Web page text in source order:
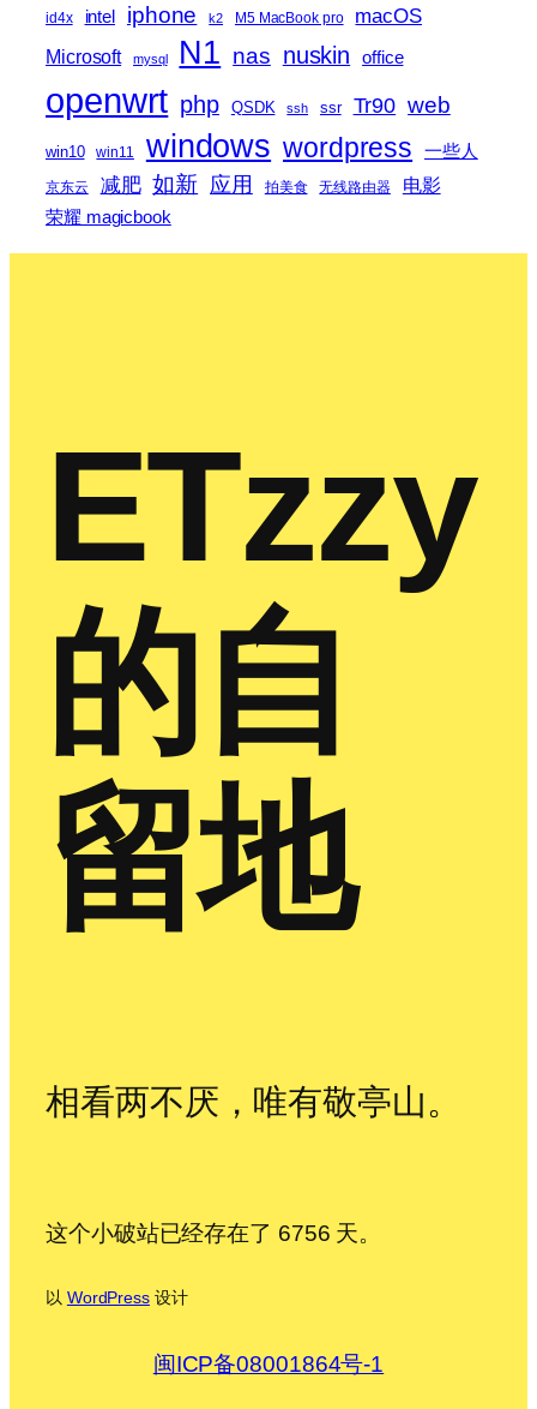
id4x intel iphone k2 M5 MacBook pro macOS
Microsoft mysql N1 nas nuskin office
openwrt php QSDK ssh ssr Tr90 web
win10 win11 windows wordpress 一些人
京东云 减肥 如新 应用 拍美食 无线路由器 电影
荣耀 magicbook
ETzzy
的自
留地
相看两不厌，唯有敬亭山。
这个小破站已经存在了 6756 天。
以 WordPress设计
闽ICP备08001864号-1